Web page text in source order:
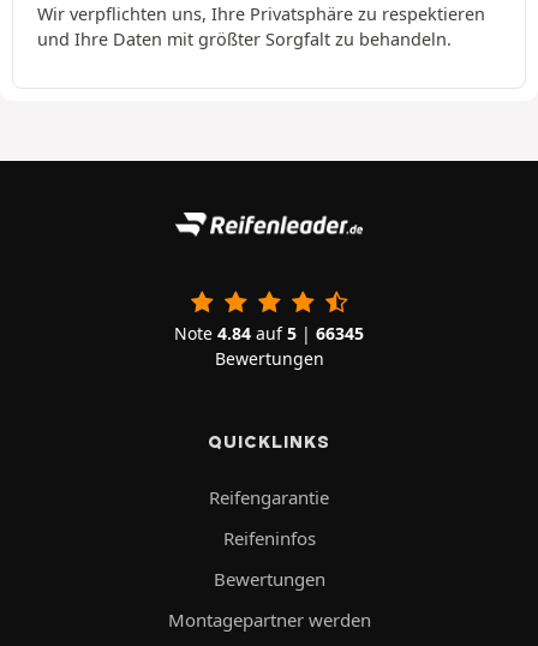
Wir verpflichten uns, Ihre Privatsphäre zu respektieren
und Ihre Daten mit größter Sorgfalt zu behandeln.
Note 4.84 auf5 | 66345
Bewertungen
QUICKLINKS
Reifengarantie
Reifeninfos
Bewertungen
Montagepartner werden